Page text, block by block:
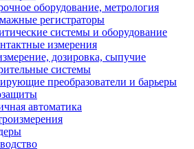
оборудование, метрология
регистраторы
системы и оборудование
измерения
дозировка, сыпучие
системы
преобразователи и барьеры
автоматика